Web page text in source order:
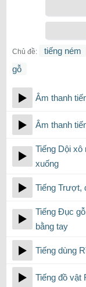
Chủ đề: tiếng ném
gỗ
Âm thanh
Âm thanh
Tiếng Dội
xuống
Tiếng Trượt,
Tiếng Đục
bằng tay
Tiếng dùng
Tiếng đồ vật